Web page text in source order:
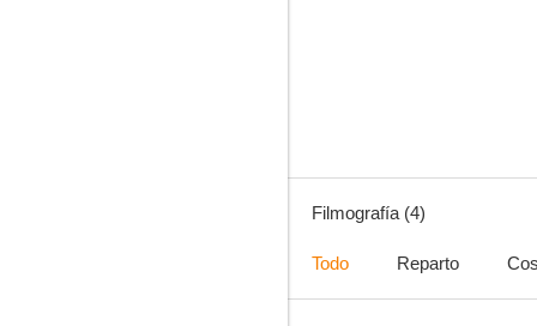
Filmografía (4)
Todo Reparto